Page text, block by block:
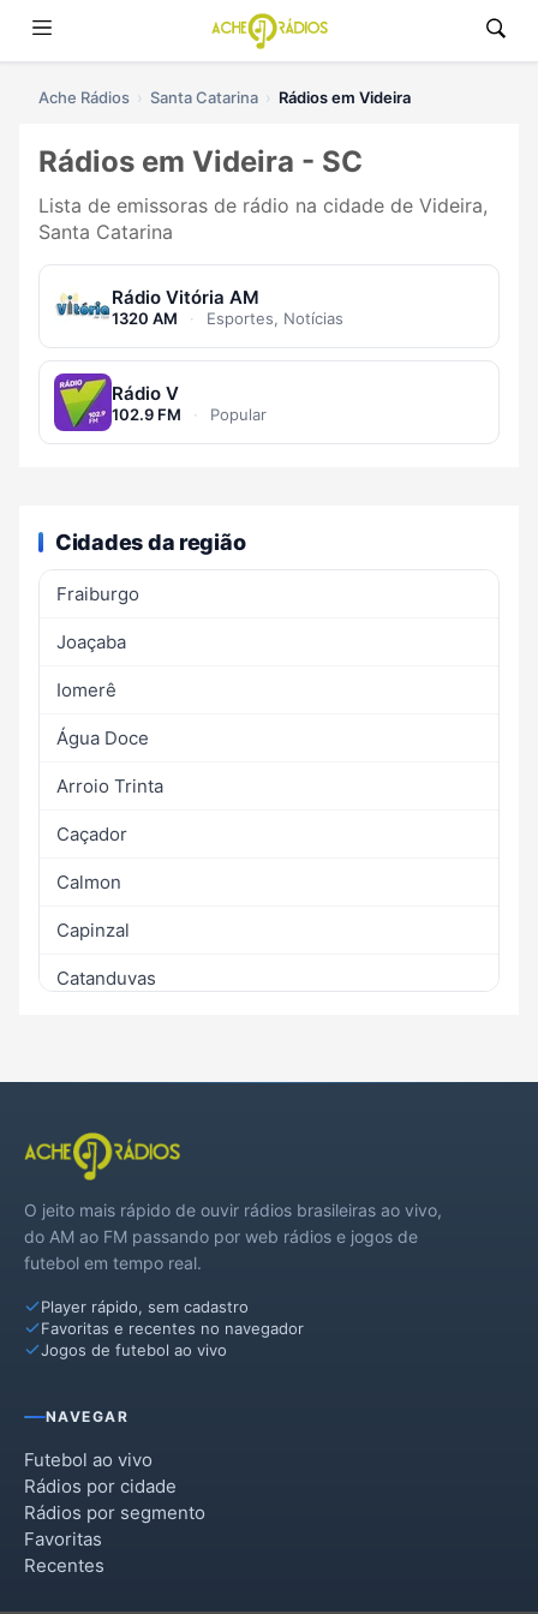
Ache Rádios Santa Catarina Rádios em Videira
Rádios em Videira - SC
Lista de emissoras de rádio na cidade de Videira,
Santa Catarina
Rádio Vitória AM
1320 AM · Esportes, Notícias
Rádio V
102.9 FM · Popular
Cidades da região
Fraiburgo
Joaçaba
Iomerê
Água Doce
Arroio Trinta
Caçador
Calmon
Capinzal
Catanduvas
Ibicaré
Jaborá
Lacerdópolis
Lebon Régis
Luzerna
Macieira
Matos Costa
Ouro
Pinheiro Preto
O jeito mais rápido de ouvir rádios brasileiras ao vivo,
do AM ao FM passando por web rádios e jogos de
futebol em tempo real.
Player rápido, sem cadastro
Favoritas e recentes no navegador
Jogos de futebol ao vivo
NAVEGAR
Futebol ao vivo
Rádios por cidade
Rádios por segmento
Favoritas
Recentes